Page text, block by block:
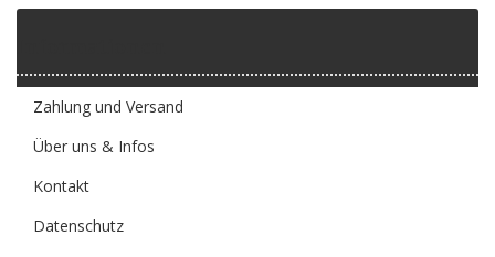
Zahlung und Versand
Über uns & Infos
Kontakt
Datenschutz